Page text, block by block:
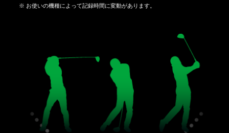
※ お使いの機種によって記録時間に変動があります。